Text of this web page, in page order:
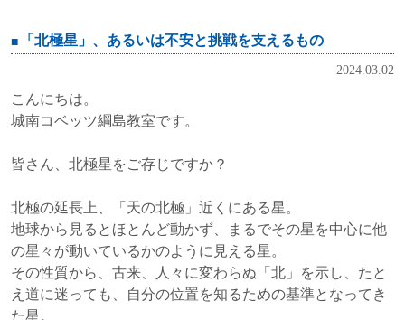
「北極星」、あるいは不安と挑戦を支えるもの
2024.03.02
こんにちは。
城南コベッツ綱島教室です。
皆さん、 北極星 をご存じですか？
北極の延長上、「天の北極」近くにある星。
地球から見るとほとんど動かず、まるでその星を中心に他
の星々が動いているかのように見える星。
その性質から、古来、人々に変わらぬ「北」を示し、たと
え道に迷っても、自分の位置を知るための基準となってき
た星。